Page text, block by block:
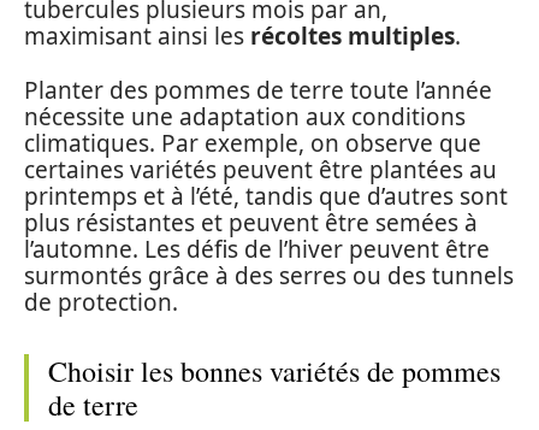
tubercules plusieurs mois par an,
maximisant ainsi les récoltes multiples.
Planter des pommes de terre toute l’année
nécessite une adaptation aux conditions
climatiques. Par exemple, on observe que
certaines variétés peuvent être plantées au
printemps et à l’été, tandis que d’autres sont
plus résistantes et peuvent être semées à
l’automne. Les défis de l’hiver peuvent être
surmontés grâce à des serres ou des tunnels
de protection.
Choisir les bonnes variétés de pommes
de terre